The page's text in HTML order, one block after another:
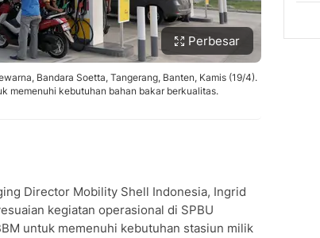
Perbesar
Bandara Soetta, Tangerang, Banten, Kamis (19/4).
memenuhi kebutuhan bahan bakar berkualitas.
Director Mobility Shell Indonesia, Ingrid
kegiatan operasional di SPBU
untuk memenuhi kebutuhan stasiun milik